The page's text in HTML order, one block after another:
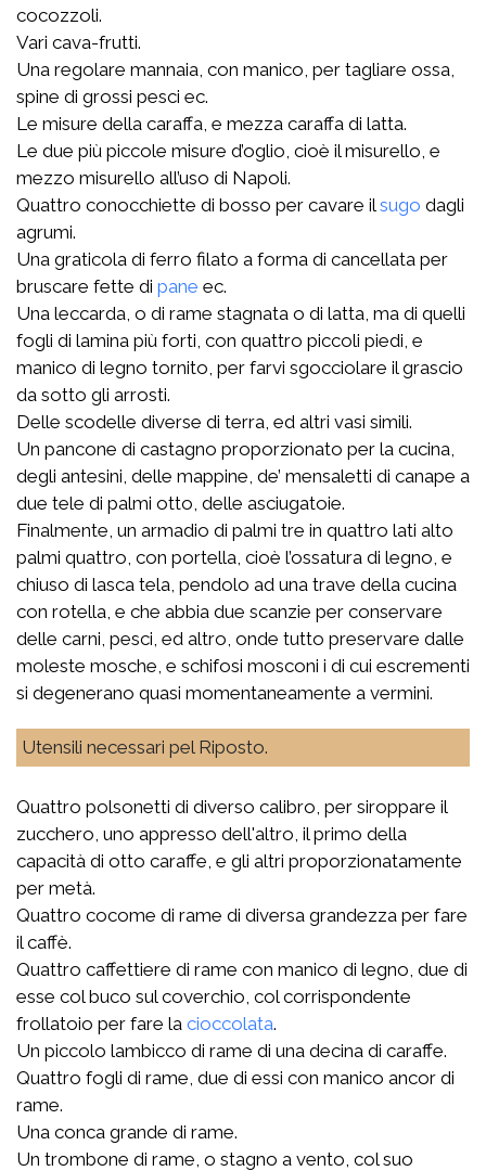
cocozzoli.
Vari cava-frutti.
Una regolare mannaia, con manico, per tagliare ossa,
spine di grossi pesci ec.
Le misure della caraffa, e mezza caraffa di latta.
Le due più piccole misure d’oglio, cioè il misurello, e
mezzo misurello all’uso di Napoli.
Quattro conocchiette di bosso per cavare ilsugo dagli
agrumi.
Una graticola di ferro filato a forma di cancellata per
bruscare fette di pane ec.
Una leccarda, o di rame stagnata o di latta, ma di quelli
fogli di lamina più forti, con quattro piccoli piedi, e
manico di legno tornito, per farvi sgocciolare il grascio
da sotto gli arrosti.
Delle scodelle diverse di terra, ed altri vasi simili.
Un pancone di castagno proporzionato per la cucina,
degli antesini, delle mappine, de’ mensaletti di canape a
due tele di palmi otto, delle asciugatoie.
Finalmente, un armadio di palmi tre in quattro lati alto
palmi quattro, con portella, cioè l’ossatura di legno, e
chiuso di lasca tela, pendolo ad una trave della cucina
con rotella, e che abbia due scanzie per conservare
delle carni, pesci, ed altro, onde tutto preservare dalle
moleste mosche, e schifosi mosconi i di cui escrementi
si degenerano quasi momentaneamente a vermini.
Utensili necessari pel Riposto.
Quattro polsonetti di diverso calibro, per siroppare il
zucchero, uno appresso dell'altro, il primo della
capacità di otto caraffe, e gli altri proporzionatamente
per metà.
Quattro cocome di rame di diversa grandezza per fare
il caffè.
Quattro caffettiere di rame con manico di legno, due di
esse col buco sul coverchio, col corrispondente
frollatoio per fare la cioccolata.
Un piccolo lambicco di rame di una decina di caraffe.
Quattro fogli di rame, due di essi con manico ancor di
rame.
Una conca grande di rame.
Un trombone di rame, o stagno a vento, col suo